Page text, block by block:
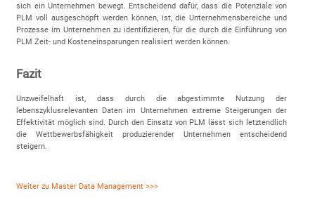
sich ein Unternehmen bewegt. Entscheidend dafür, dass die Potenziale von
PLM voll ausgeschöpft werden können, ist, die Unternehmensbereiche und
Prozesse im Unternehmen zu identifizieren, für die durch die Einführung von
PLM Zeit- und Kosteneinsparungen realisiert werden können.
Fazit
Unzweifelhaft ist, dass durch die abgestimmte Nutzung der
lebenszyklusrelevanten Daten im Unternehmen extreme Steigerungen der
Effektivität möglich sind. Durch den Einsatz von PLM lässt sich letztendlich
die Wettbewerbsfähigkeit produzierender Unternehmen entscheidend
steigern.
Weiter zu Master Data Management >>>